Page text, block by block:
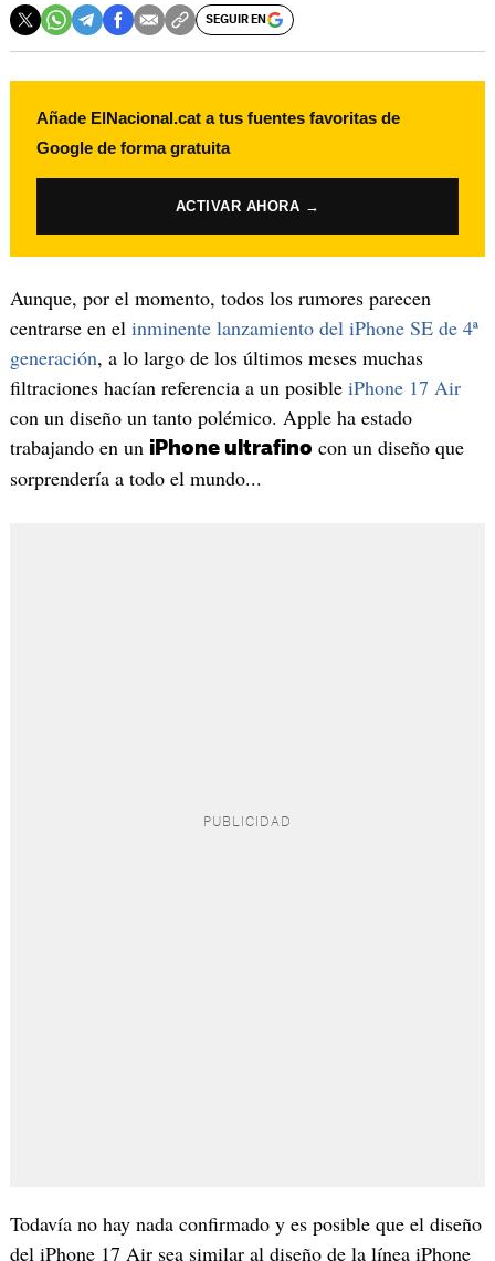
SEGUIR EN
Añade ElNacional.cat a tus fuentes favoritas de
Google de forma gratuita
ACTIVAR AHORA →
Aunque, por el momento, todos los rumores parecen
centrarse en el inminente lanzamiento del iPhone SE de 4ª
generación, a lo largo de los últimos meses muchas
filtraciones hacían referencia a un posible iPhone 17 Air
con un diseño un tanto polémico. Apple ha estado
trabajando en un iPhone ultrafino con un diseño que
sorprendería a todo el mundo...
Todavía no hay nada confirmado y es posible que el diseño
del iPhone 17 Air sea similar al diseño de la línea iPhone